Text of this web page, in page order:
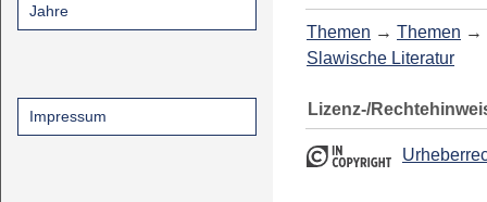
Jahre
Impressum
Themen → Themen →
Slawische Literatur
Lizenz-/